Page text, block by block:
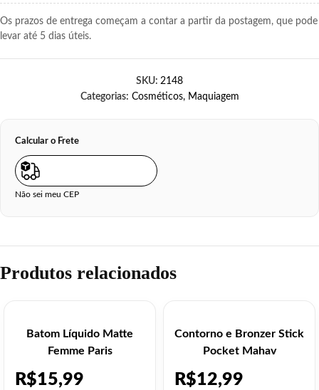
Os prazos de entrega começam a contar a partir da postagem, que pode
levar até 5 dias úteis.
SKU: 2148
Categorias: Cosméticos, Maquiagem
Calcular o Frete
Não sei meu CEP
Produtos relacionados
Batom Líquido Matte
Femme Paris
R$15,99
Contorno e Bronzer Stick
Pocket Mahav
R$12,99